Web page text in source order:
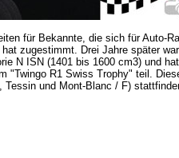
für Bekannte, die sich für Auto-
zugestimmt. Drei Jahre später
N ISN (1401 bis 1600 cm3) und hat
"Twingo R1 Swiss Trophy" teil.
und Mont-Blanc / F)